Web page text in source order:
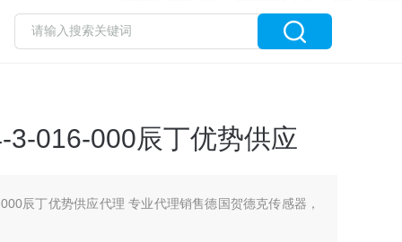
3-016-000辰丁优势供应
辰丁优势供应代理 专业代理销售德国贺德克传感器，